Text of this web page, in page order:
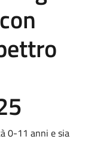
0-11 anni e sia